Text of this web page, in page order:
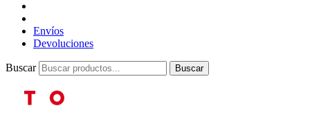
Envíos
Devoluciones
Buscar Buscar